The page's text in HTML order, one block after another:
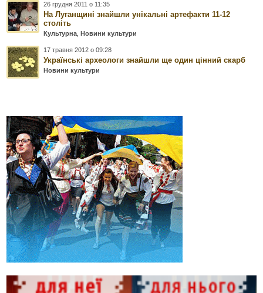
26 грудня 2011 о 11:35
На Луганщині знайшли унікальні артефакти 11-12
століть
Культурна Новини культури
17 травня 2012 о 09:28
Українські археологи знайшли ще один цінний скарб
Новини культури